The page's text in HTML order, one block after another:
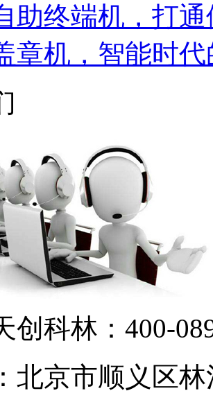
助终端机，打通
章机，智能时
创科林：400-
北京市顺义区